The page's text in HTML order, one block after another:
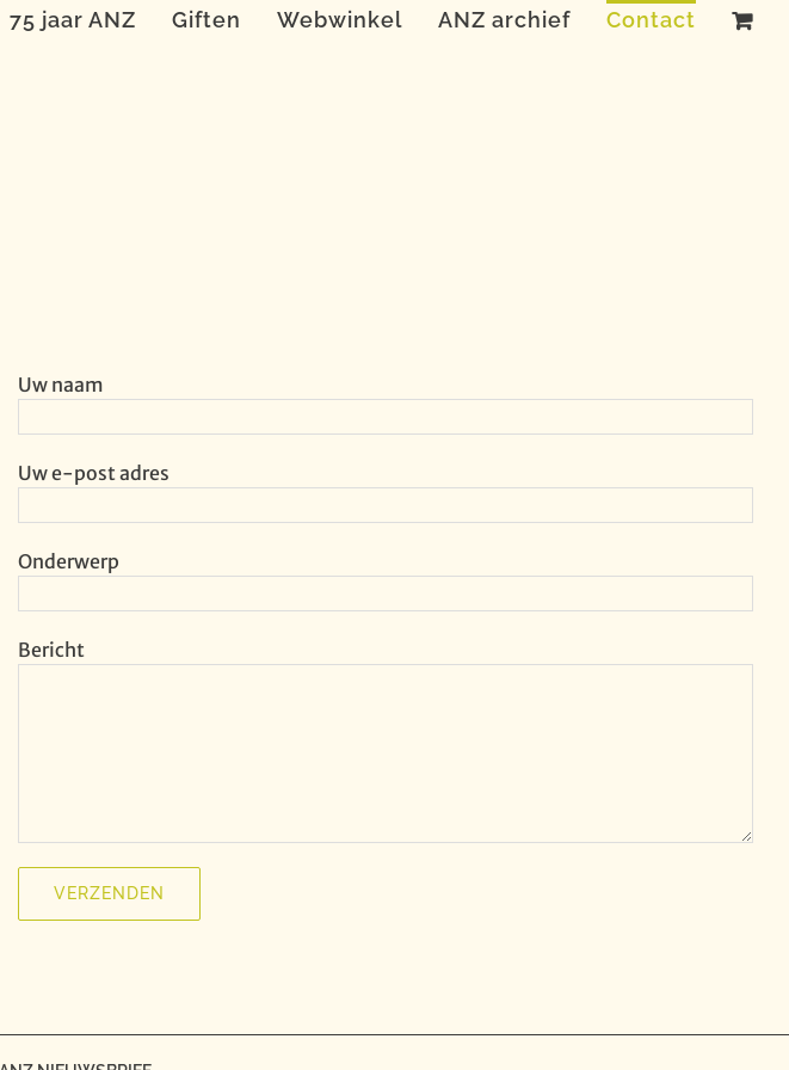
75 jaar ANZ Giften Webwinkel ANZ archief Contact
Uw naam
Uw e-post adres
Onderwerp
Bericht